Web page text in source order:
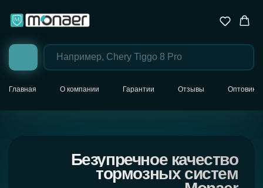
Главная О компании Гарантии Отзывы
Помощь в подборе
Безупречное качество